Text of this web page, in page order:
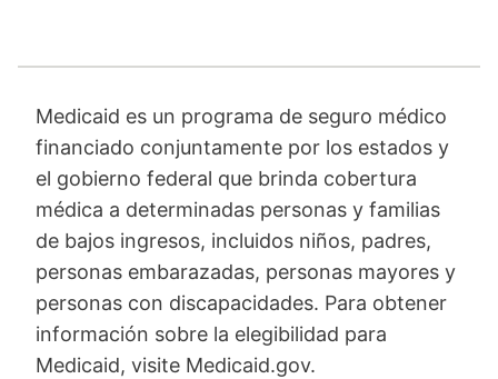
Medicaid es un programa de seguro médico
financiado conjuntamente por los estados y
el gobierno federal que brinda cobertura
médica a determinadas personas y familias
de bajos ingresos, incluidos niños, padres,
personas embarazadas, personas mayores y
personas con discapacidades. Para obtener
información sobre la elegibilidad para
Medicaid, visite Medicaid.gov.